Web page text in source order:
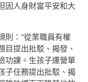
因人身財富平安和大
則：“從業職員有權
目提出批駁、揭發、
功課。生孩子運營單
子任務提出批駁、揭